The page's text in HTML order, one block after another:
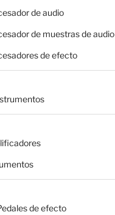
de audio
de muestras de audio
de efecto
de efecto